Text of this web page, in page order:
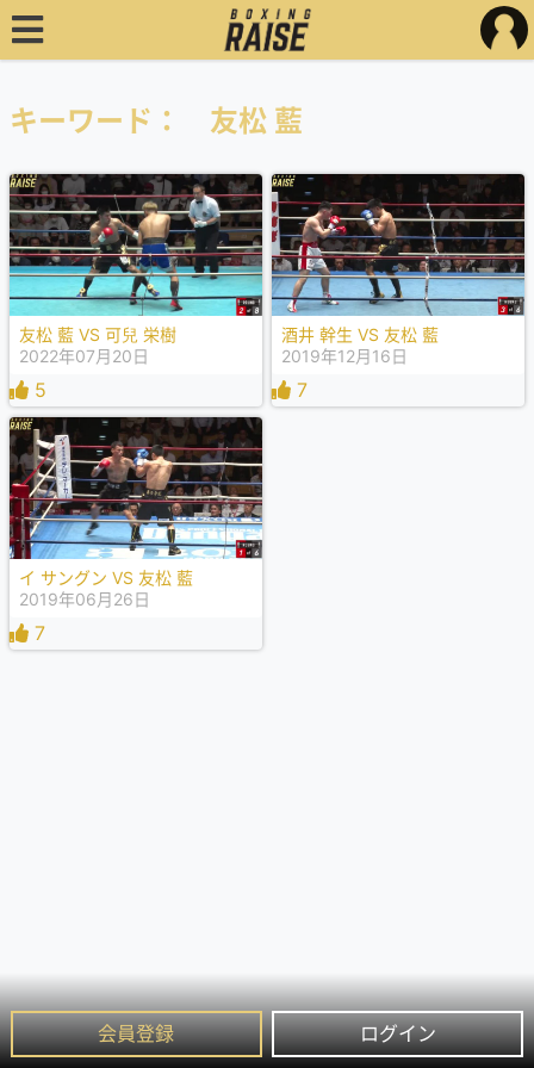
会員登録 ログイン
キーワード： 友松 藍
友松 藍 VS 可兒 栄樹
2022年07月20日
5
酒井 幹生 VS 友松 藍
2019年12月16日
7
イ サングン VS 友松 藍
2019年06月26日
7